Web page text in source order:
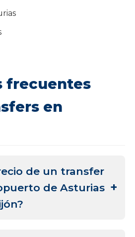
frecuentes
en
de un transfer
de Asturias